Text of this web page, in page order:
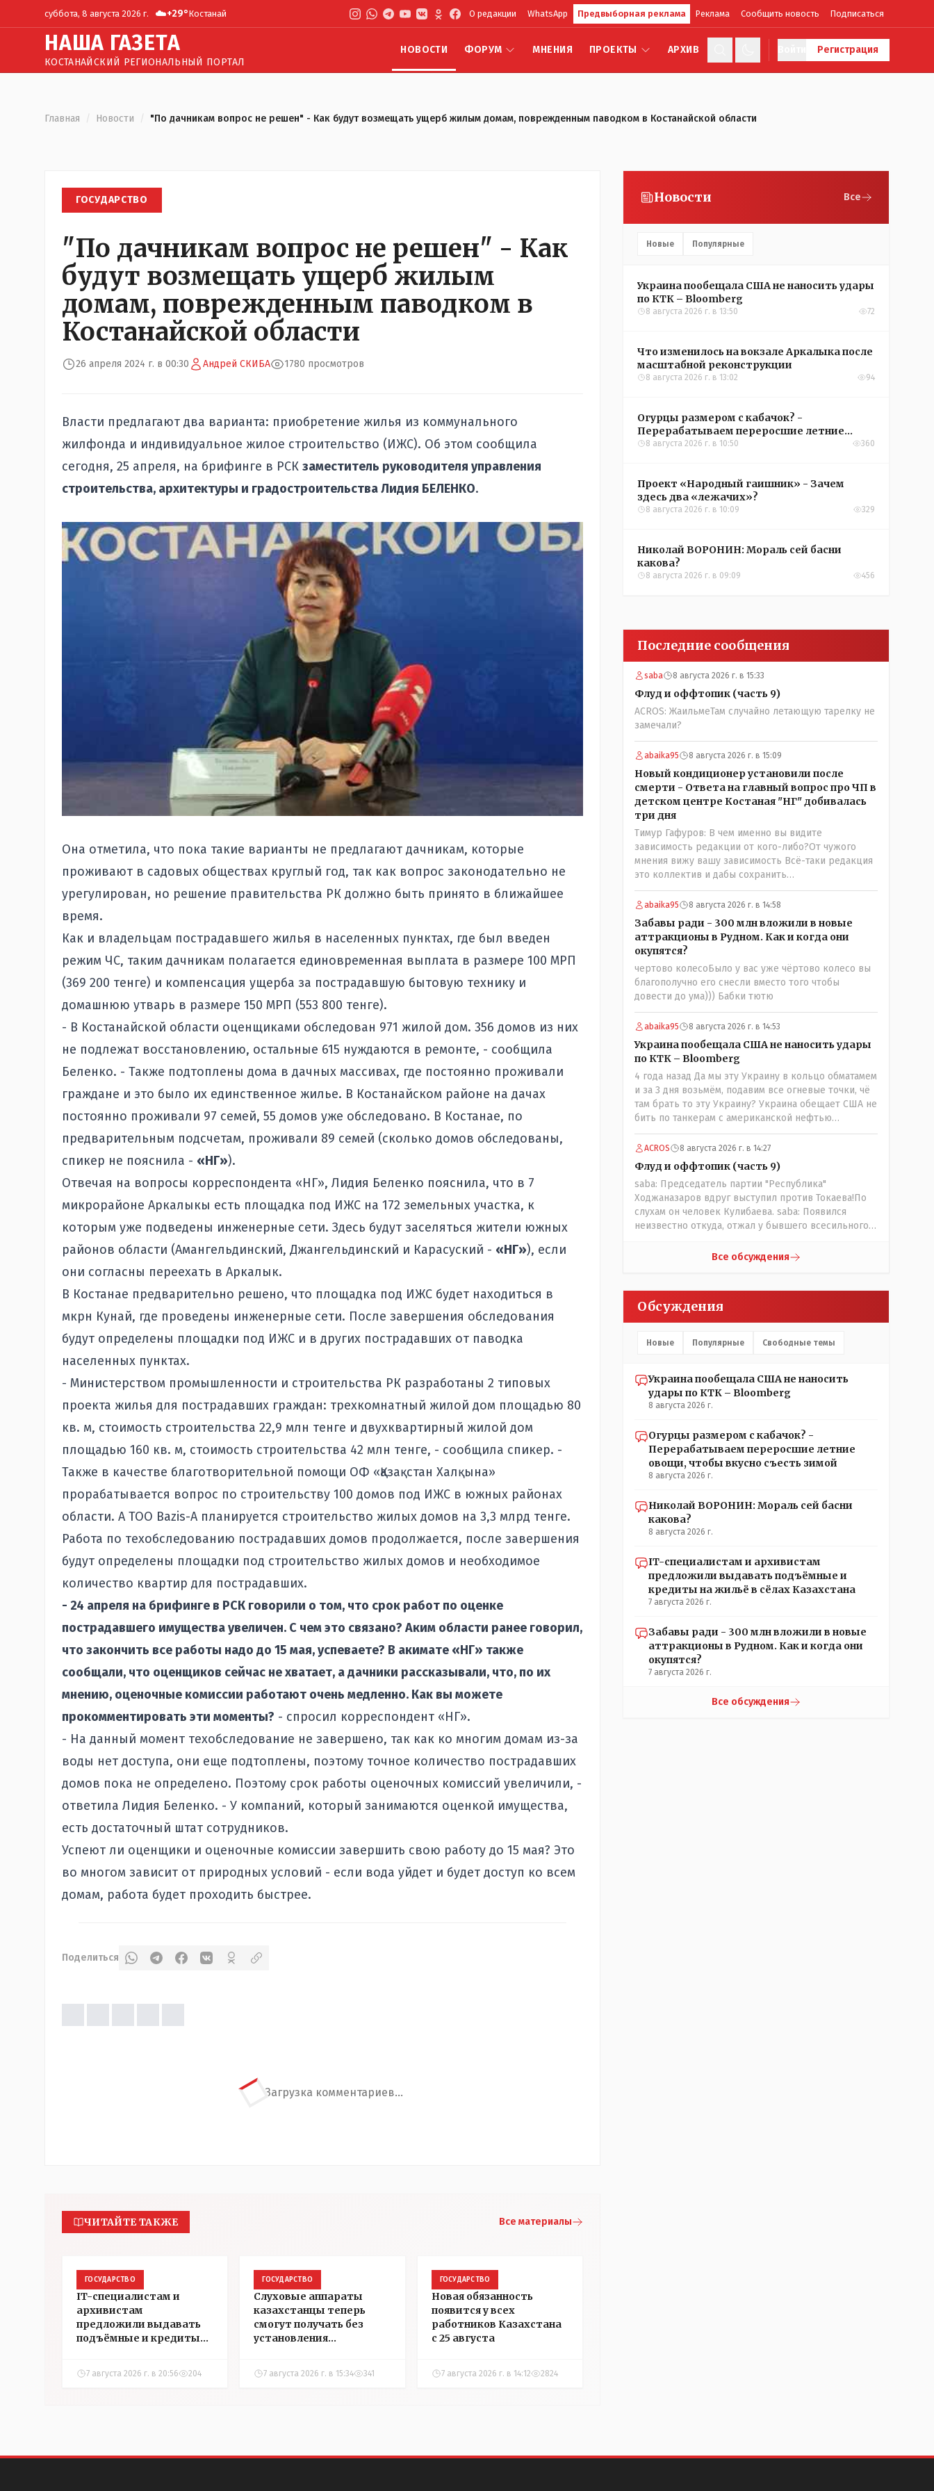
суббота, 8 августа 2026 г. ☁️+29°Костанай О редакции WhatsApp Предвыборная реклама Реклама Сообщить новость Подписаться
НАША ГАЗЕТА
КОСТАНАЙСКИЙ РЕГИОНАЛЬНЫЙ ПОРТАЛ
НОВОСТИ ФОРУМ МНЕНИЯ ПРОЕКТЫ АРХИВ Регистрация
Главная / Новости / "По дачникам вопрос не решен" - Как будут возмещать ущерб жилым домам, поврежденным паводком в Костанайской области
ГОСУДАРСТВО
"По дачникам вопрос не решен" - Как
будут возмещать ущерб жилым
домам, поврежденным паводком в
Костанайской области
26 апреля 2024 г. в 00:30 Андрей СКИБА 1780 просмотров
Власти предлагают два варианта: приобретение жилья из коммунального
жилфонда и индивидуальное жилое строительство (ИЖС). Об этом сообщила
сегодня, 25 апреля, на брифинге в РСК заместитель руководителя управления
строительства, архитектуры и градостроительства Лидия БЕЛЕНКО.
Она отметила, что пока такие варианты не предлагают дачникам, которые
проживают в садовых обществах круглый год, так как вопрос законодательно не
урегулирован, но решение правительства РК должно быть принято в ближайшее
время.
Как и владельцам пострадавшего жилья в населенных пунктах, где был введен
режим ЧС, таким дачникам полагается единовременная выплата в размере 100 МРП
(369 200 тенге) и компенсация ущерба за пострадавшую бытовую технику и
домашнюю утварь в размере 150 МРП (553 800 тенге).
- В Костанайской области оценщиками обследован 971 жилой дом. 356 домов из них
не подлежат восстановлению, остальные 615 нуждаются в ремонте, - сообщила
Беленко. - Также подтоплены дома в дачных массивах, где постоянно проживали
граждане и это было их единственное жилье. В Костанайском районе на дачах
постоянно проживали 97 семей, 55 домов уже обследовано. В Костанае, по
предварительным подсчетам, проживали 89 семей (сколько домов обследованы,
спикер не пояснила - «НГ»).
Отвечая на вопросы корреспондента «НГ», Лидия Беленко пояснила, что в 7
микрорайоне Аркалыкы есть площадка под ИЖС на 172 земельных участка, к
которым уже подведены инженерные сети. Здесь будут заселяться жители южных
районов области (Амангельдинский, Джангельдинский и Карасуский - «НГ»), если
они согласны переехать в Аркалык.
В Костанае предварительно решено, что площадка под ИЖС будет находиться в
мкрн Кунай, где проведены инженерные сети. После завершения обследования
будут определены площадки под ИЖС и в других пострадавших от паводка
населенных пунктах.
- Министерством промышленности и строительства РК разработаны 2 типовых
проекта жилья для пострадавших граждан: трехкомнатный жилой дом площадью 80
кв. м, стоимость строительства 22,9 млн тенге и двухквартирный жилой дом
площадью 160 кв. м, стоимость строительства 42 млн тенге, - сообщила спикер. -
Также в качестве благотворительной помощи ОФ «Қазақстан Халқына»
прорабатывается вопрос по строительству 100 домов под ИЖС в южных районах
области. А ТОО Bazis-A планируется строительство жилых домов на 3,3 млрд тенге.
Работа по техобследованию пострадавших домов продолжается, после завершения
будут определены площадки под строительство жилых домов и необходимое
количество квартир для пострадавших.
- 24 апреля на брифинге в РСК говорили о том, что срок работ по оценке
пострадавшего имущества увеличен. С чем это связано? Аким области ранее говорил,
что закончить все работы надо до 15 мая, успеваете? В акимате «НГ» также
сообщали, что оценщиков сейчас не хватает, а дачники рассказывали, что, по их
мнению, оценочные комиссии работают очень медленно. Как вы можете
прокомментировать эти моменты? - спросил корреспондент «НГ».
- На данный момент техобследование не завершено, так как ко многим домам из-за
воды нет доступа, они еще подтоплены, поэтому точное количество пострадавших
домов пока не определено. Поэтому срок работы оценочных комиссий увеличили, -
ответила Лидия Беленко. - У компаний, который занимаются оценкой имущества,
есть достаточный штат сотрудников.
Успеют ли оценщики и оценочные комиссии завершить свою работу до 15 мая? Это
во многом зависит от природных условий - если вода уйдет и будет доступ ко всем
домам, работа будет проходить быстрее.
Поделиться
Загрузка комментариев...
ЧИТАЙТЕ ТАКЖЕ Все материалы
ГОСУДАРСТВО
IT-специалистам и
архивистам
предложили выдавать
подъёмные и кредиты
7 августа 2026 г. в 20:56 204
ГОСУДАРСТВО
Слуховые аппараты
казахстанцы теперь
смогут получать без
установления
7 августа 2026 г. в 15:34 341
ГОСУДАРСТВО
Новая обязанность
появится у всех
работников Казахстана
с 25 августа
7 августа 2026 г. в 14:12 2824
Новости Все
Новые Популярные
Украина пообещала США не наносить удары
по КТК – Bloomberg
8 августа 2026 г. в 13:50 72
Что изменилось на вокзале Аркалыка после
масштабной реконструкции
8 августа 2026 г. в 13:02 94
Огурцы размером с кабачок? -
Перерабатываем переросшие летние
овощи, чтобы вкусно съесть зимой
8 августа 2026 г. в 10:50 360
Проект «Народный гаишник» - Зачем
здесь два «лежачих»?
8 августа 2026 г. в 10:09 329
Николай ВОРОНИН: Мораль сей басни
какова?
8 августа 2026 г. в 09:09 456
Последние сообщения
saba 8 августа 2026 г. в 15:33
Флуд и оффтопик (часть 9)
ACROS: ЖаильмеТам случайно летающую тарелку не
замечали?
abaika95 8 августа 2026 г. в 15:09
Новый кондиционер установили после
смерти - Ответа на главный вопрос про ЧП в
детском центре Костаная "НГ" добивалась
три дня
Тимур Гафуров: В чем именно вы видите
зависимость редакции от кого-либо?От чужого
мнения вижу вашу зависимость Всё-таки редакция
это коллектив и дабы сохранить
профессиональное лицо можно было бы и указать
Общественному объединению на не корректность
высказываний о вас в том тоне в котором была та
публикация. Нет вы проглотили оскорбления и
побежали оправдываться Незнаю если бы моего
журналиста поносили на всю округу за его по сути
рабочую ошибку я бы его в обиду не дал. Да
признать ошибку но при этом и указать хейтерам
их место как мне кажется надо. А у вас как-то не
получилось. В итоге есть ощущение что вы не пятая
власть а инструмент в руках тех кто может вас
публично поносить maxsaf: А чё, надо было оставить
оригинальную статью, где всё красиво, чисто и
свежо?Да, это называется журналистика. Человек
проделал работу это его взгляд на вещи У другого
свой взгляд Почему вообще кто-то должен
указывать журналисту как писать и в каком тоне?
maxsaf: Ну правда бы всё равно вышла наружу, все
установлены ПОСЛЕ смерти ребенка.Флаг в руки.
Выяснили и выяснили что дальше? У журналиста НГ
была другая задача провести репортаж а не
расследование maxsaf: Или тебе такой вариант не
нравится? Ты вообще на чьей стороне в этой
истории?Я на стороне объективной подачи
что кондиционеры заменили после происшествия,
и уже после этого пустили журналистов
мальчик просто больной был.А журналисту что
надо было тайком ночью в окно лезть чтобы
претензии могут быть к журналисту? Все вопросы
начали поносить журналиста
abaika95 8 августа 2026 г. в 14:58
Забавы ради - 300 млн вложили в новые
аттракционы в Рудном. Как и когда они
окупятся?
чертово колесоБыло у вас уже чёртово колесо вы
благополучно его снесли вместо того чтобы
довести до ума))) Бабки тютю
abaika95 8 августа 2026 г. в 14:53
Украина пообещала США не наносить удары
по КТК – Bloomberg
4 года назад Да мы эту Украину в кольцо обматамем
и за 3 дня возьмём, подавим все огневые точки, чё
там брать то эту Украину? Украина обещает США не
бить по танкерам с американской нефтью
добываемой в Казахстане-мы сейчас в этой точке
ACROS 8 августа 2026 г. в 14:27
Флуд и оффтопик (часть 9)
saba: Председатель партии "Республика"
Ходжаназаров вдруг выступил против Токаева!По
слухам он человек Кулибаева. saba: Появился
неизвестно откуда, отжал у бывшего всесильного
Жаильме сеял ПОЛТОРЫ тысяча гектар , разбогател
Все обсуждения
Обсуждения
Новые Популярные Свободные темы
Украина пообещала США не наносить
удары по КТК – Bloomberg
8 августа 2026 г.
Огурцы размером с кабачок? -
Перерабатываем переросшие летние
овощи, чтобы вкусно съесть зимой
8 августа 2026 г.
Николай ВОРОНИН: Мораль сей басни
какова?
8 августа 2026 г.
IT-специалистам и архивистам
предложили выдавать подъёмные и
кредиты на жильё в сёлах Казахстана
7 августа 2026 г.
Забавы ради - 300 млн вложили в новые
аттракционы в Рудном. Как и когда они
окупятся?
7 августа 2026 г.
Все обсуждения